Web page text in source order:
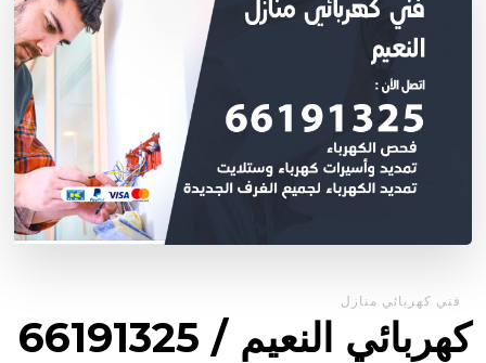
فني كهربائي منازل
كهربائي النعيم / 66191325